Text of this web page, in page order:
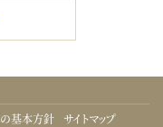
基本方針
サイトマップ